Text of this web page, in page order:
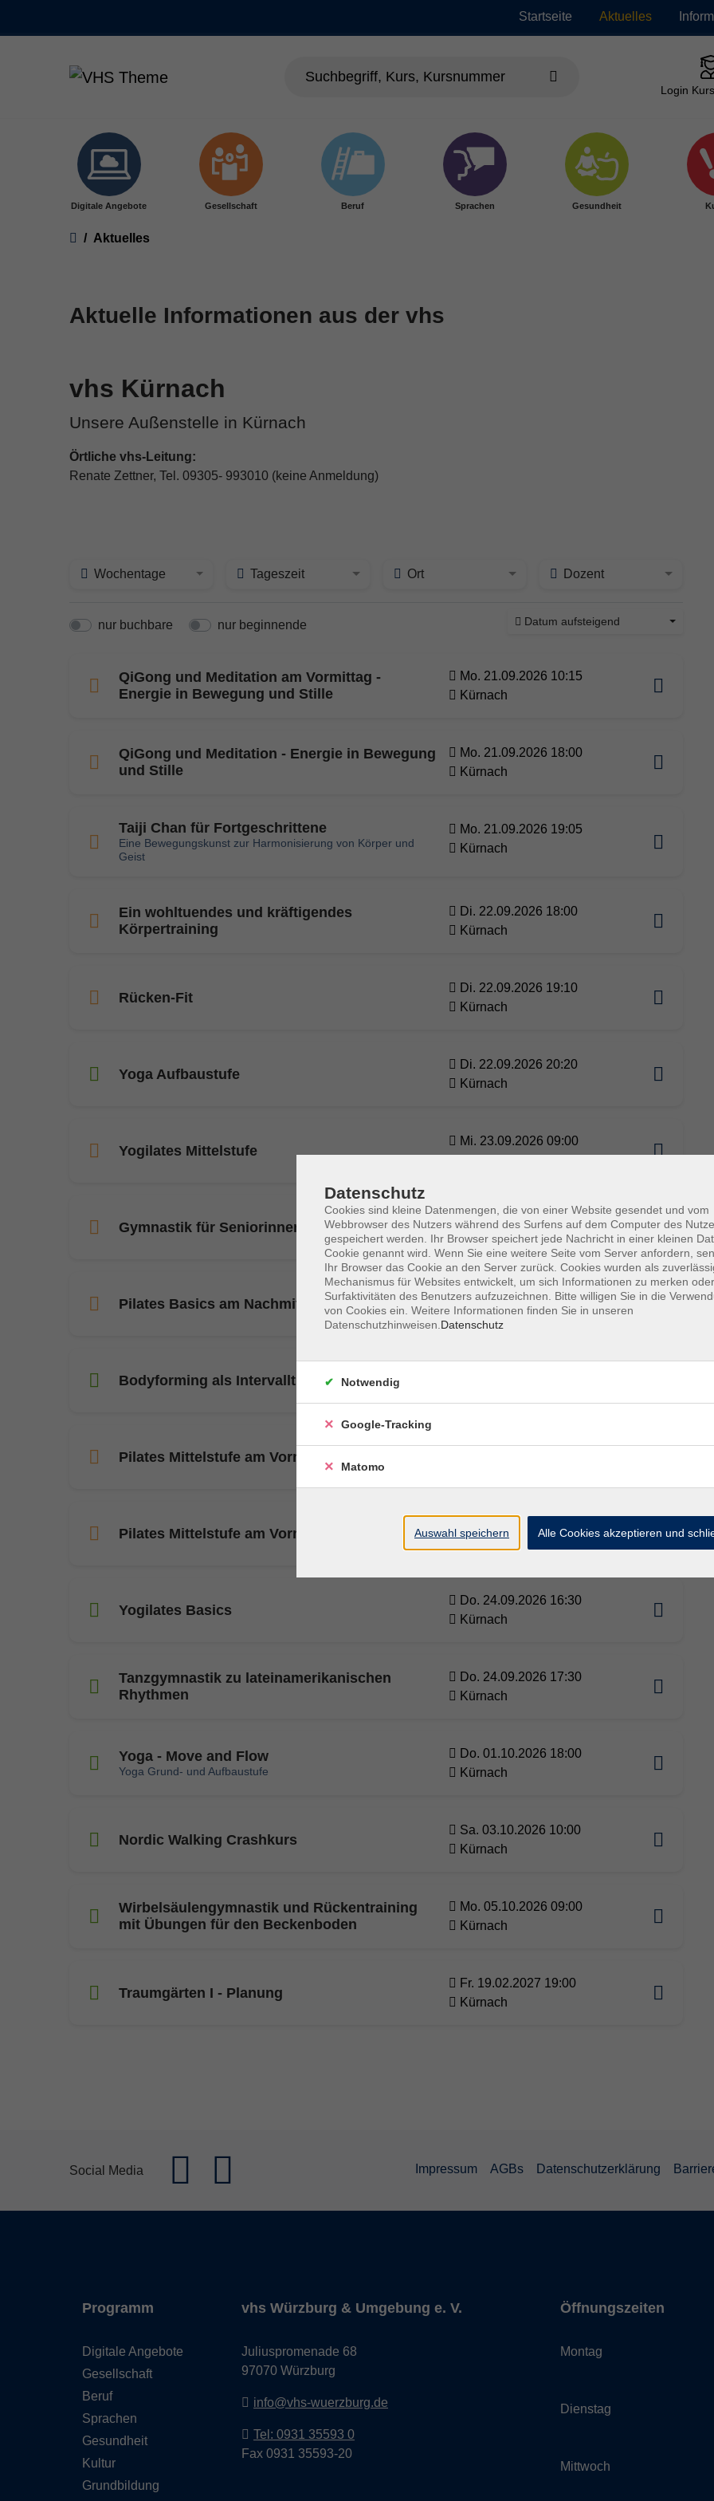
Startseite Aktuelles
Login
Digitale Angebote Gesellschaft Beruf Sprachen Gesundheit
Aktuelles
Aktuelle Informationen aus der vhs
vhs Kürnach
Unsere Außenstelle in Kürnach
Örtliche vhs-Leitung:
Renate Zettner, Tel. 09305- 993010 (keine Anmeldung)
Wochentage Tageszeit Ort Dozent
nur buchbare nur beginnende Datum aufsteigend
QiGong und Meditation am Vormittag -
Energie in Bewegung und Stille
Mo. 21.09.2026 10:15
Kürnach
QiGong und Meditation - Energie in Bewegung
und Stille
Mo. 21.09.2026 18:00
Kürnach
Taiji Chan für Fortgeschrittene
Eine Bewegungskunst zur Harmonisierung von Körper und
Geist
Mo. 21.09.2026 19:05
Kürnach
Ein wohltuendes und kräftigendes
Körpertraining
Di. 22.09.2026 18:00
Kürnach
Rücken-Fit
Di. 22.09.2026 19:10
Kürnach
Yoga Aufbaustufe
Di. 22.09.2026 20:20
Kürnach
Yogilates Mittelstufe
Mi. 23.09.2026 09:00
Gymnastik für Seniorinnen und Senioren
Mi. 23.09.2026 10:10
Kürnach
Pilates Basics am Nachmittag
Mi. 23.09.2026 16:30
Kürnach
Bodyforming als Intervalltraining
Pilates Mittelstufe am Vormittag
Do. 24.09.2026 09:00
Pilates Mittelstufe am Vormittag
Kürnach
Yogilates Basics
Do. 24.09.2026 16:30
Kürnach
Tanzgymnastik zu lateinamerikanischen
Rhythmen
Do. 24.09.2026 17:30
Kürnach
Yoga - Move and Flow
Yoga Grund- und Aufbaustufe
Do. 01.10.2026 18:00
Kürnach
Nordic Walking Crashkurs
Sa. 03.10.2026 10:00
Kürnach
Wirbelsäulengymnastik und Rückentraining
mit Übungen für den Beckenboden
Mo. 05.10.2026 09:00
Kürnach
Traumgärten I - Planung
Fr. 19.02.2027 19:00
Kürnach
Social Media Impressum AGBs Datenschutzerklärung
Programm
Digitale Angebote
Gesellschaft
Beruf
Sprachen
Gesundheit
Kultur
Grundbildung
vhs Würzburg & Umgebung e. V.
Juliuspromenade 68
97070 Würzburg
info@vhs-wuerzburg.de
Tel: 0931 35593 0
Fax 0931 35593-20
Öffnungszeiten
Montag
Dienstag
Mittwoch
Datenschutz
Cookies sind kleine Datenmengen, die von einer Website gesendet und vom
Webbrowser des Nutzers während des Surfens auf dem Computer des
gespeichert werden. Ihr Browser speichert jede Nachricht in einer kleinen
Cookie genannt wird. Wenn Sie eine weitere Seite vom Server anfordern,
Ihr Browser das Cookie an den Server zurück. Cookies wurden als
Mechanismus für Websites entwickelt, um sich Informationen zu merken
Surfaktivitäten des Benutzers aufzuzeichnen. Bitte willigen Sie in die
von Cookies ein. Weitere Informationen finden Sie in unseren
Datenschutzhinweisen. Datenschutz
Notwendig
Google-Tracking
Matomo
Auswahl speichern Alle Cookies akzeptieren und